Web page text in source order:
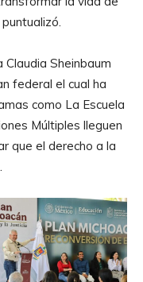
Sheinbaum
federal el cual ha
como La Escuela
Múltiples lleguen
que el derecho a la